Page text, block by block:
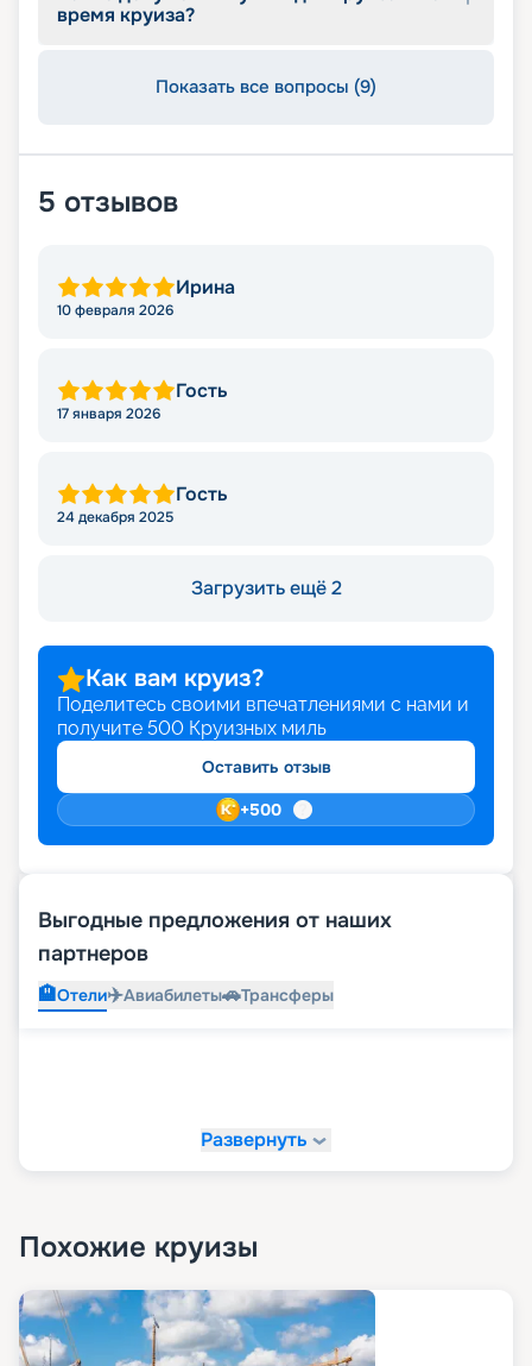
время круиза?
Показать все вопросы (9)
5 отзывов
Ирина
10 февраля 2026
Гость
17 января 2026
Гость
24 декабря 2025
Загрузить ещё 2
Как вам круиз?
Поделитесь своими впечатлениями с нами и
получите 500 Круизных миль
Оставить отзыв
+500
Выгодные предложения от наших
партнеров
🏨Отели✈️Авиабилеты🚗Трансферы
Развернуть
Похожие круизы